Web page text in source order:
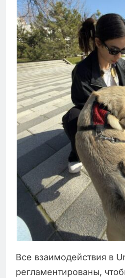
Все взаимодействия в
регламентированы,